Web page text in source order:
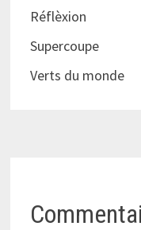
Réflèxion
Supercoupe
Verts du monde